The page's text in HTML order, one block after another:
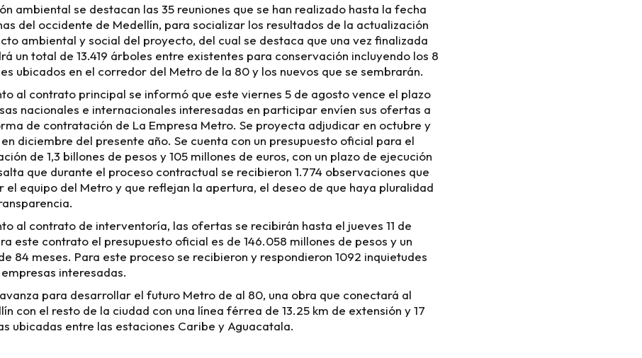
ambiental se destacan las 35 reuniones que se han realizado hasta la fecha
del occidente de Medellín, para socializar los resultados de la actualización
ambiental y social del proyecto, del cual se destaca que una vez finalizada
un total de 13.419 árboles entre existentes para conservación incluyendo los 8
ubicados en el corredor del Metro de la 80 y los nuevos que se sembrarán.
al contrato principal se informó que este viernes 5 de agosto vence el plazo
nacionales e internacionales interesadas en participar envíen sus ofertas a
de contratación de La Empresa Metro. Se proyecta adjudicar en octubre y
diciembre del presente año. Se cuenta con un presupuesto oficial para el
de 1,3 billones de pesos y 105 millones de euros, con un plazo de ejecución
que durante el proceso contractual se recibieron 1.774 observaciones que
el equipo del Metro y que reflejan la apertura, el deseo de que haya pluralidad
al contrato de interventoría, las ofertas se recibirán hasta el jueves 11 de
este contrato el presupuesto oficial es de 146.058 millones de pesos y un
84 meses. Para este proceso se recibieron y respondieron 1092 inquietudes
interesadas.
para desarrollar el futuro Metro de al 80, una obra que conectará al
con el resto de la ciudad con una línea férrea de 13.25 km de extensión y 17
ubicadas entre las estaciones Caribe y Aguacatala.